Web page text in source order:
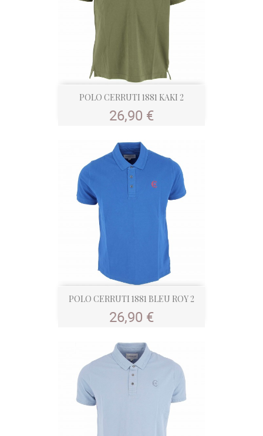
POLO CERRUTI 1881 KAKI 2
Prix
26,90 €
POLO CERRUTI 1881 BLEU ROY 2
Prix
26,90 €